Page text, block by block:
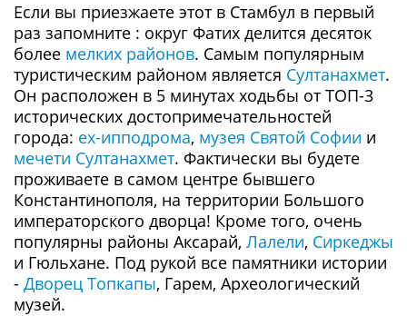
Если вы приезжаете этот в Стамбул в первый
раз запомните : округ Фатих делится десяток
более мелких районов. Самым популярным
туристическим районом является Султанахмет.
Он расположен в 5 минутах ходьбы от ТОП-3
исторических достопримечательностей
города: ex-ипподрома, музея Святой Софии и
мечети Султанахмет. Фактически вы будете
проживаете в самом центре бывшего
Константинополя, на территории Большого
императорского дворца! Кроме того, очень
популярны районы Аксарай, Лалели, Сиркеджы
и Гюльхане. Под рукой все памятники истории
- Дворец Топкапы, Гарем, Археологический
музей.